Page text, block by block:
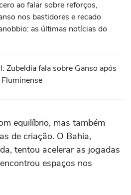
ao falar sobre reforços,
nos bastidores e recado
as últimas notícias do
Zubeldía fala sobre Ganso após
equilíbrio, mas também
de criação. O Bahia,
tentou acelerar as jogadas
espaços nos